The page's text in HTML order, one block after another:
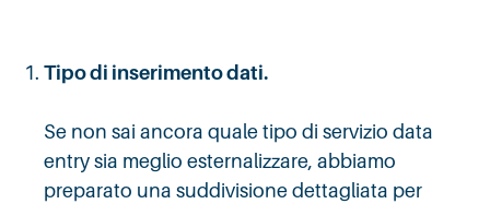
Tipo di inserimento dati.
Se non sai ancora quale tipo di servizio data
entry sia meglio esternalizzare, abbiamo
preparato una suddivisione dettagliata per